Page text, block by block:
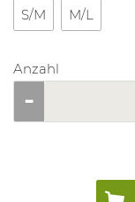
S/M
M/L
Anzahl